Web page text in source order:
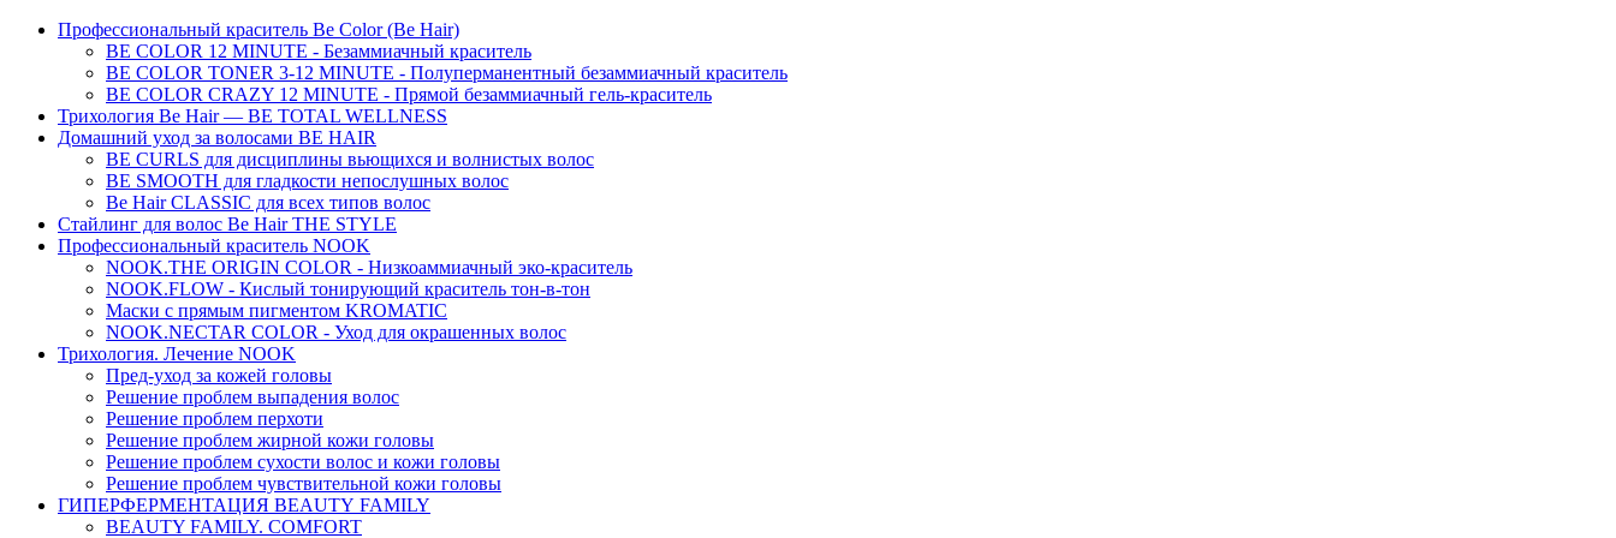
Профессиональный краситель Be Color (Be Hair)
BE COLOR 12 MINUTE - Безаммиачный краситель
BE COLOR TONER 3-12 MINUTE - Полуперманентный безаммиачный краситель
BE COLOR CRAZY 12 MINUTE - Прямой безаммиачный гель-краситель
Трихология Be Hair — BE TOTAL WELLNESS
Домашний уход за волосами BE HAIR
BE CURLS для дисциплины вьющихся и волнистых волос
BE SMOOTH для гладкости непослушных волос
Be Hair CLASSIC для всех типов волос
Стайлинг для волос Be Hair THE STYLE
Профессиональный краситель NOOK
NOOK.THE ORIGIN COLOR - Низкоаммиачный эко-краситель
NOOK.FLOW - Кислый тонирующий краситель тон-в-тон
Маски с прямым пигментом KROMATIC
NOOK.NECTAR COLOR - Уход для окрашенных волос
Трихология. Лечение NOOK
Пред-уход за кожей головы
Решение проблем выпадения волос
Решение проблем перхоти
Решение проблем жирной кожи головы
Решение проблем сухости волос и кожи головы
Решение проблем чувствительной кожи головы
ГИПЕРФЕРМЕНТАЦИЯ BEAUTY FAMILY
BEAUTY FAMILY. COMFORT